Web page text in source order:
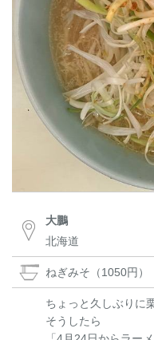
大鵬
北海道
ねぎみそ（1050円）
ちょっと久しぶりに
そうしたら